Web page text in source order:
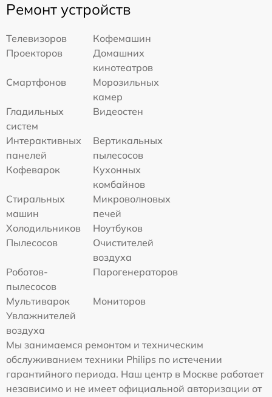
Ремонт устройств
Телевизоров
Кофемашин
Проекторов
Домашних
кинотеатров
Смартфонов
Морозильных
камер
Гладильных
систем
Видеостен
Интерактивных
панелей
Вертикальных
пылесосов
Кофеварок
Кухонных
комбайнов
Стиральных
машин
Микроволновых
печей
Холодильников
Ноутбуков
Пылесосов
Очистителей
воздуха
Роботов-
пылесосов
Парогенераторов
Мультиварок
Мониторов
Увлажнителей
воздуха
Мы занимаемся ремонтом и техническим
обслуживанием техники Philips по истечении
гарантийного периода. Наш центр в Москве работает
независимо и не имеет официальной авторизации от